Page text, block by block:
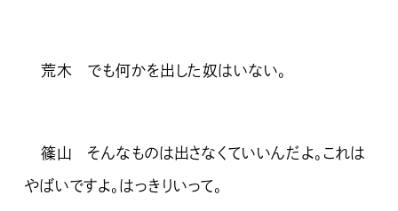
荒木 でも何かを出した奴はいない。
篠山 そんなものは出さなくていいんだよ。これは
やばいですよ。はっきりいって。